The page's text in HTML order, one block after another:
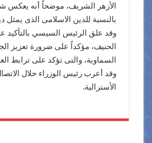
الأزهر الشريف، موضحاً أنه يعكس
بالنسبة للدين الاسلامى الذى يمثل
وقد علق الرئيس السيسي بالتأكيد
الحنيف، مؤكداً على ضرورة تعزيز
السماوية، والتى تؤكد على ترابط
وقد أعرب رئيس الوزراء خلال
الأسترالية.